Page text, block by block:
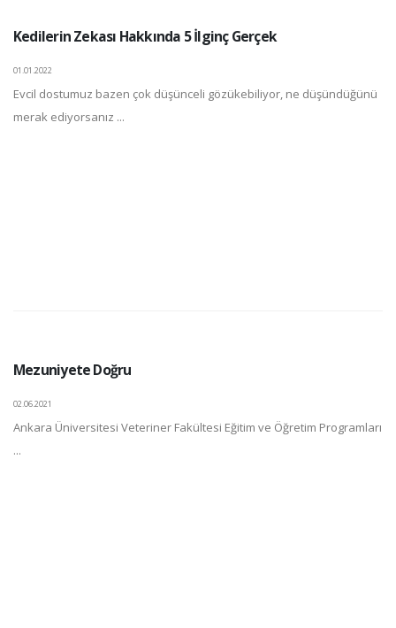
Kedilerin Zekası Hakkında 5 İlginç Gerçek
01.01.2022
Evcil dostumuz bazen çok düşünceli gözükebiliyor, ne düşündüğünü
merak ediyorsanız ...
Mezuniyete Doğru
02.06.2021
Ankara Üniversitesi Veteriner Fakültesi Eğitim ve Öğretim Programları
...